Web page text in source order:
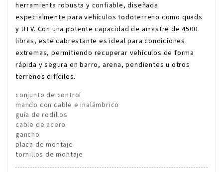
herramienta robusta y confiable, diseñada
especialmente para vehículos todoterreno como quads
y UTV. Con una potente capacidad de arrastre de 4500
libras, este cabrestante es ideal para condiciones
extremas, permitiendo recuperar vehículos de forma
rápida y segura en barro, arena, pendientes u otros
terrenos difíciles.
conjunto de control
mando con cable e inalámbrico
guía de rodillos
cable de acero
gancho
placa de montaje
tornillos de montaje